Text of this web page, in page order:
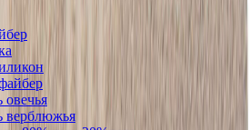
овечья
верблюжья